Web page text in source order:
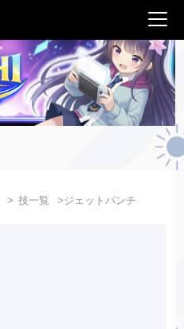
技一覧 ジェットパンチ